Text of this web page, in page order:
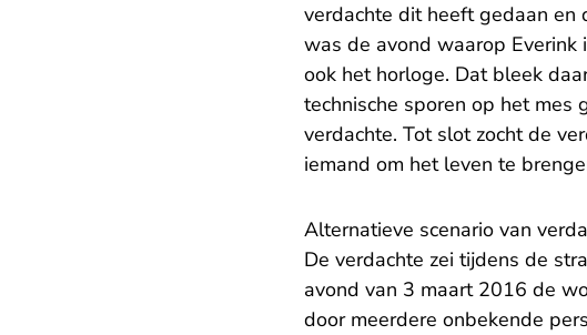
verdachte dit heeft gedaan en
was de avond waarop Everink
ook het horloge. Dat bleek
technische sporen op het mes
verdachte. Tot slot zocht de
iemand om het leven te
Alternatieve scenario van
De verdachte zei tijdens de
avond van 3 maart 2016 de
door meerdere onbekende